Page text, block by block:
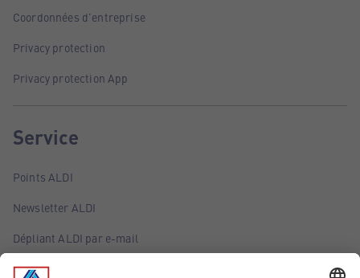
Coordonnées d'entreprise
Privacy protection
Privacy protection App
Service
Points ALDI
Newsletter ALDI
Dépliant ALDI par e-mail
Offres